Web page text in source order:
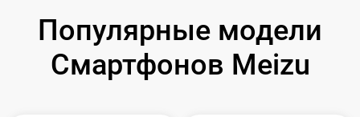
Популярные модели
Смартфонов Meizu